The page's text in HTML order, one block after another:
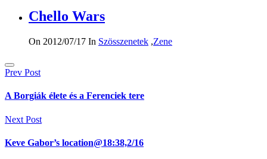
Chello Wars
On 2012/07/17 In Szösszenetek ,Zene
Bejegyzés
navigáció
Prev Post
A Borgiák élete és a Ferenciek tere
Next Post
Keve Gabor’s location@18:38,2/16